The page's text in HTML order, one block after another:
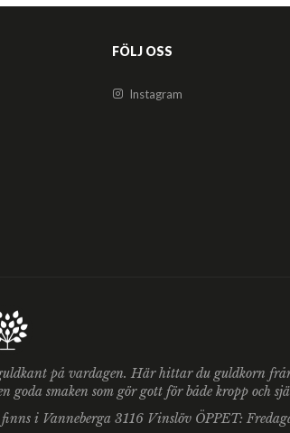
FÖLJ OSS
Instagram
på vardagen. Här hittar du guldkorn
smaken som gör gott för både kropp och
i Vanneberga 3116 Vinslöv ÖPPET: